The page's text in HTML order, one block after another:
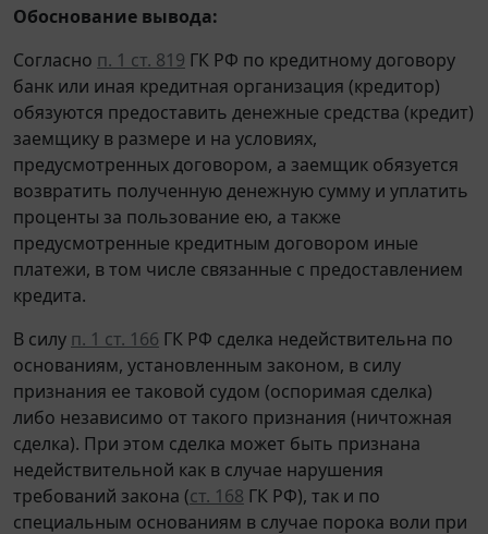
Обоснование вывода:
Согласно п. 1 ст. 819 ГК РФ по кредитному договору
банк или иная кредитная организация (кредитор)
обязуются предоставить денежные средства (кредит)
заемщику в размере и на условиях,
предусмотренных договором, а заемщик обязуется
возвратить полученную денежную сумму и уплатить
проценты за пользование ею, а также
предусмотренные кредитным договором иные
платежи, в том числе связанные с предоставлением
кредита.
В силу п. 1 ст. 166 ГК РФ сделка недействительна по
основаниям, установленным законом, в силу
признания ее таковой судом (оспоримая сделка)
либо независимо от такого признания (ничтожная
сделка). При этом сделка может быть признана
недействительной как в случае нарушения
требований закона (ст. 168 ГК РФ), так и по
специальным основаниям в случае порока воли при